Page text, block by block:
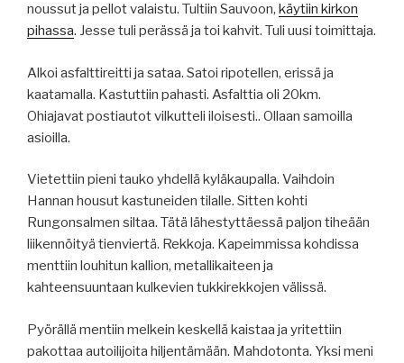
noussut ja pellot valaistu. Tultiin Sauvoon, käytiin kirkon
pihassa. Jesse tuli perässä ja toi kahvit. Tuli uusi toimittaja.
Alkoi asfalttireitti ja sataa. Satoi ripotellen, erissä ja
kaatamalla. Kastuttiin pahasti. Asfalttia oli 20km.
Ohiajavat postiautot vilkutteli iloisesti.. Ollaan samoilla
asioilla.
Vietettiin pieni tauko yhdellä kyläkaupalla. Vaihdoin
Hannan housut kastuneiden tilalle. Sitten kohti
Rungonsalmen siltaa. Tätä lähestyttäessä paljon tiheään
liikennöityä tienviertä. Rekkoja. Kapeimmissa kohdissa
menttiin louhitun kallion, metallikaiteen ja
kahteensuuntaan kulkevien tukkirekkojen välissä.
Pyörällä mentiin melkein keskellä kaistaa ja yritettiin
pakottaa autoilijoita hiljentämään. Mahdotonta. Yksi meni